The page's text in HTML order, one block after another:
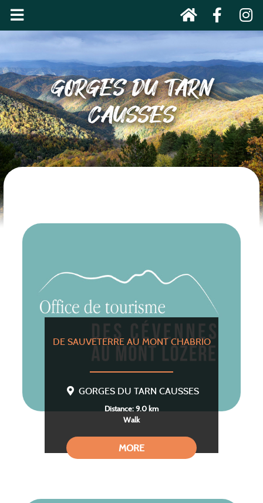
GORGES DU TARN
CAUSSES
DE SAUVETERRE AU MONT CHABRIO
GORGES DU TARN CAUSSES
Distance: 9.0 km
Walk
MORE